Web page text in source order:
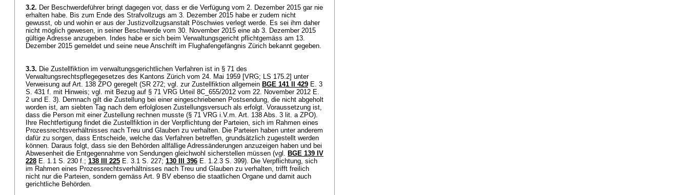
3.2. Der Beschwerdeführer bringt dagegen vor, dass er die Verfügung vom 2. Dezember 2015 gar nie
erhalten habe. Bis zum Ende des Strafvollzugs am 3. Dezember 2015 habe er zudem nicht
gewusst, ob und wohin er aus der Justizvollzugsanstalt Pöschwies verlegt werde. Es sei ihm daher
nicht möglich gewesen, in seiner Beschwerde vom 30. November 2015 eine ab 3. Dezember 2015
gültige Adresse anzugeben. Indes habe er sich beim Verwaltungsgericht pflichtgemäss am 13.
Dezember 2015 gemeldet und seine neue Anschrift im Flughafengefängnis Zürich bekannt gegeben.
3.3. Die Zustellfiktion im verwaltungsgerichtlichen Verfahren ist in § 71 des
Verwaltungsrechtspflegegesetzes des Kantons Zürich vom 24. Mai 1959 [VRG; LS 175.2] unter
Verweisung auf Art. 138 ZPO geregelt (SR 272; vgl. zur Zustellfiktion allgemein BGE 141 II 429 E. 3
S. 431 f. mit Hinweis; vgl. mit Bezug auf § 71 VRG Urteil 8C_655/2012 vom 22. November 2012 E.
2 und E. 3). Demnach gilt die Zustellung bei einer eingeschriebenen Postsendung, die nicht abgeholt
worden ist, am siebten Tag nach dem erfolglosen Zustellungsversuch als erfolgt. Voraussetzung ist,
dass die Person mit einer Zustellung rechnen musste (§ 71 VRG i.V.m. Art. 138 Abs. 3 lit. a ZPO).
Ihre Rechtfertigung findet die Zustellfiktion in der Verpflichtung der Parteien, sich im Rahmen eines
Prozessrechtsverhältnisses nach Treu und Glauben zu verhalten. Die Parteien haben unter anderem
dafür zu sorgen, dass Entscheide, welche das Verfahren betreffen, grundsätzlich zugestellt werden
können. Daraus folgt, dass sie den Behörden allfällige Adressänderungen anzuzeigen haben und bei
Abwesenheit die Entgegennahme von Sendungen gleichwohl sicherstellen müssen (vgl. BGE 139 IV
228 E. 1.1 S. 230 f.; 138 III 225 E. 3.1 S. 227; 130 III 396 E. 1.2.3 S. 399). Die Verpflichtung, sich
im Rahmen eines Prozessrechtsverhältnisses nach Treu und Glauben zu verhalten, trifft freilich
nicht nur die Parteien, sondern gemäss Art. 9 BV ebenso die staatlichen Organe und damit auch
gerichtliche Behörden.